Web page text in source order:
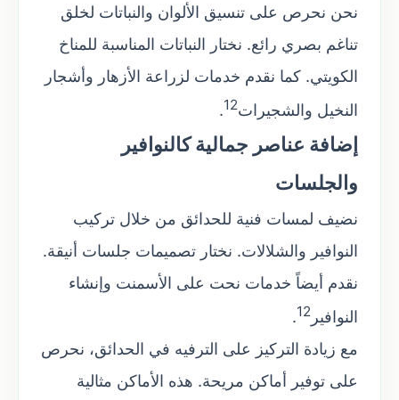
نحن نحرص على تنسيق الألوان والنباتات لخلق
تناغم بصري رائع. نختار النباتات المناسبة للمناخ
الكويتي. كما نقدم خدمات لزراعة الأزهار وأشجار
النخيل والشجيرات12
.
إضافة عناصر جمالية كالنوافير
والجلسات
نضيف لمسات فنية للحدائق من خلال تركيب
النوافير والشلالات. نختار تصميمات جلسات أنيقة.
نقدم أيضاً خدمات نحت على الأسمنت وإنشاء
النوافير 12
.
مع زيادة التركيز على الترفيه في الحدائق، نحرص
على توفير أماكن مريحة. هذه الأماكن مثالية